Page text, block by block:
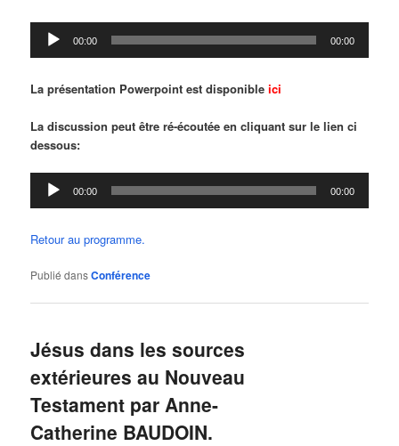
Lecteur
audio
00:00 00:00
La présentation Powerpoint est disponibleici
La discussion peut être ré-écoutée en cliquant sur le lien ci
dessous:
Lecteur
audio
00:00 00:00
Retour au programme.
Publié dansConférence
Jésus dans les sources
extérieures au Nouveau
Testament par Anne-
Catherine BAUDOIN.